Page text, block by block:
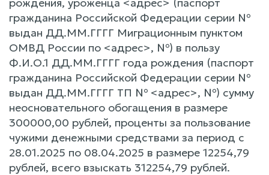
гражданина Российской Федерации серии №
выдан ДД.ММ.ГГГГ Миграционным пунктом
ОМВД России по <адрес>, №) в пользу
Ф.И.О.1 ДД.ММ.ГГГГ года рождения (паспорт
гражданина Российской Федерации серии №
выдан ДД.ММ.ГГГГ ТП № <адрес>, №) сумму
неосновательного обогащения в размере
300000,00 рублей, проценты за пользование
чужими денежными средствами за период с
28.01.2025 по 08.04.2025 в размере 12254,79
рублей, всего взыскать 312254,79 рублей.